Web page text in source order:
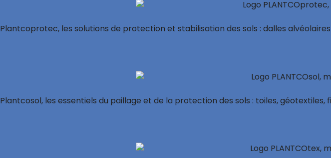
Plantcoprotec, les solutions de protection et stabilisation des sols : dalles
Plantcosol, les essentiels du paillage et de la protection des sols : toiles,